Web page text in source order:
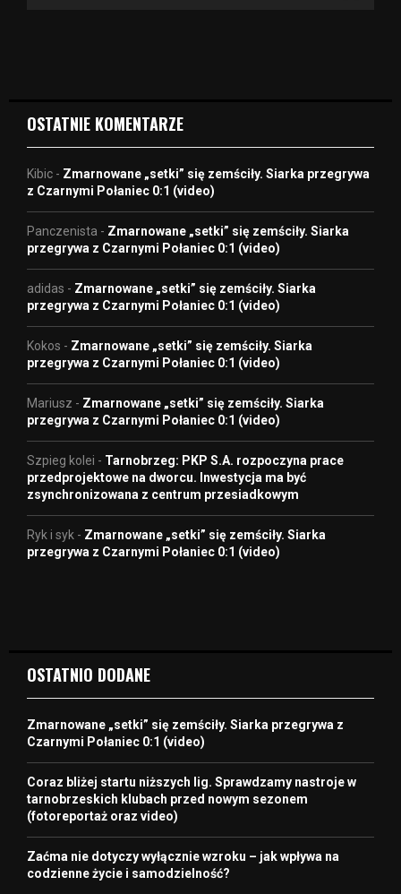
OSTATNIE KOMENTARZE
Kibic - Zmarnowane „setki” się zemściły. Siarka przegrywa
z Czarnymi Połaniec 0:1 (video)
Panczenista - Zmarnowane „setki” się zemściły. Siarka
przegrywa z Czarnymi Połaniec 0:1 (video)
adidas - Zmarnowane „setki” się zemściły. Siarka
przegrywa z Czarnymi Połaniec 0:1 (video)
Kokos - Zmarnowane „setki” się zemściły. Siarka
przegrywa z Czarnymi Połaniec 0:1 (video)
Mariusz - Zmarnowane „setki” się zemściły. Siarka
przegrywa z Czarnymi Połaniec 0:1 (video)
Szpieg kolei - Tarnobrzeg: PKP S.A. rozpoczyna prace
przedprojektowe na dworcu. Inwestycja ma być
zsynchronizowana z centrum przesiadkowym
Ryk i syk - Zmarnowane „setki” się zemściły. Siarka
przegrywa z Czarnymi Połaniec 0:1 (video)
OSTATNIO DODANE
Zmarnowane „setki” się zemściły. Siarka przegrywa z
Czarnymi Połaniec 0:1 (video)
Coraz bliżej startu niższych lig. Sprawdzamy nastroje w
tarnobrzeskich klubach przed nowym sezonem
(fotoreportaż oraz video)
Zaćma nie dotyczy wyłącznie wzroku – jak wpływa na
codzienne życie i samodzielność?